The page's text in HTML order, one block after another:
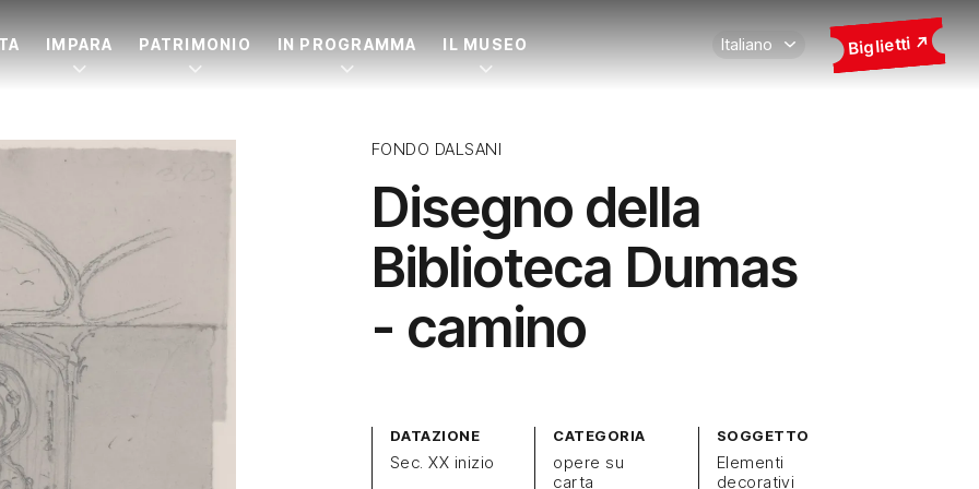
IMPARA PATRIMONIO IN PROGRAMMA IL MUSEO Biglietti
FONDO DALSANI
Disegno della
Biblioteca Dumas
- camino
DATAZIONE
Sec. XX inizio
CATEGORIA
opere su
carta
SOGGETTO
Elementi
decorativi